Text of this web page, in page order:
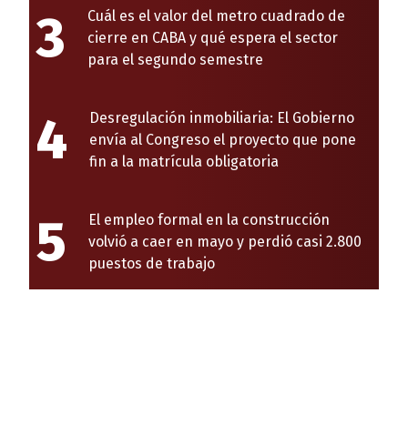
3
Cuál es el valor del metro cuadrado de
cierre en CABA y qué espera el sector
para el segundo semestre
4
Desregulación inmobiliaria: El Gobierno
envía al Congreso el proyecto que pone
fin a la matrícula obligatoria
5
El empleo formal en la construcción
volvió a caer en mayo y perdió casi 2.800
puestos de trabajo